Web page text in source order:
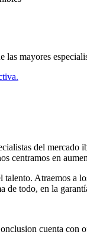
las mayores
del
centramos en
Atraemos a
todo, en la
cuenta con